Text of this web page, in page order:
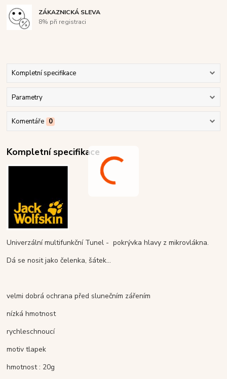
ZÁKAZNICKÁ SLEVA
8% při registraci
Kompletní specifikace
Parametry
Komentáře 0
Kompletní specifikace
Univerzální multifunkční Tunel - pokrývka hlavy z mikrovlákna.
Dá se nosit jako čelenka, šátek...
velmi dobrá ochrana před slunečním zářením
nízká hmotnost
rychleschnoucí
motiv tlapek
hmotnost : 20g